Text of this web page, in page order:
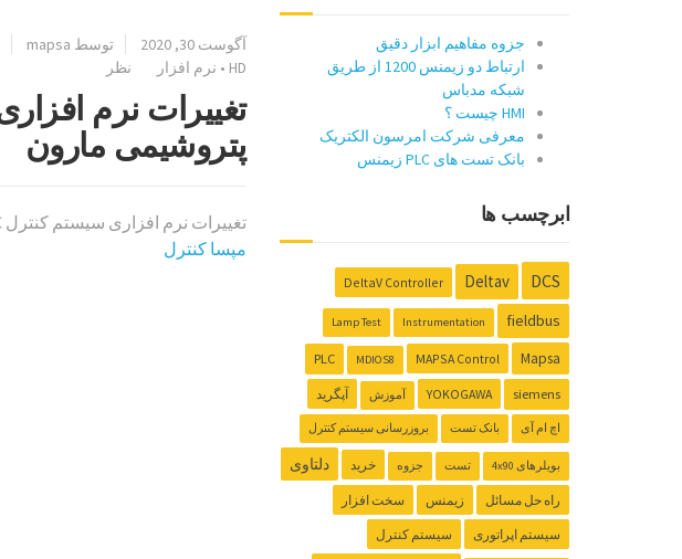
آگوست 30, 2020 توسط mapsa
HD
• نرم افزار نظر
پتروشیمی مارون
تغییرات نرم افزاری سیستم کنترل DCS/PLC سیلوهای واحد HD –
مپسا کنترل
جزوه مفاهیم ابزار دقیق
ارتباط دو زیمنس 1200 از طریق
شبکه مدباس
HMI چیست ؟
معرفی شرکت امرسون الکتریک
بانک تست های PLC زیمنس
ابرچسب ها
DCS
Deltav
DeltaV Controller
fieldbus
Instrumentation
Lamp Test
Mapsa
MAPSA Control
MDIOS8
PLC
siemens
YOKOGAWA آموزش آپگرید
اچ ام آی بانک تست بروزرسانی سیستم کنترل
بویلرهای 4x90 تست جزوه خرید دلتاوی
راه حل مسائل زیمنس سخت افزار
سیستم اپراتوری سیستم کنترل